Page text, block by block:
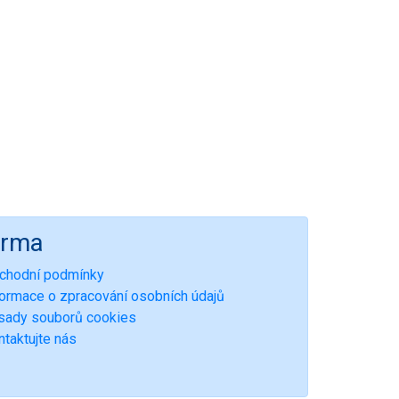
podmínky
o zpracování osobních údajů
souborů cookies
nás